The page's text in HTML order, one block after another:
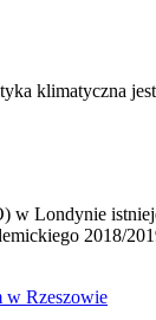
klimatyczna
Londynie
2018/
w Rzeszowie